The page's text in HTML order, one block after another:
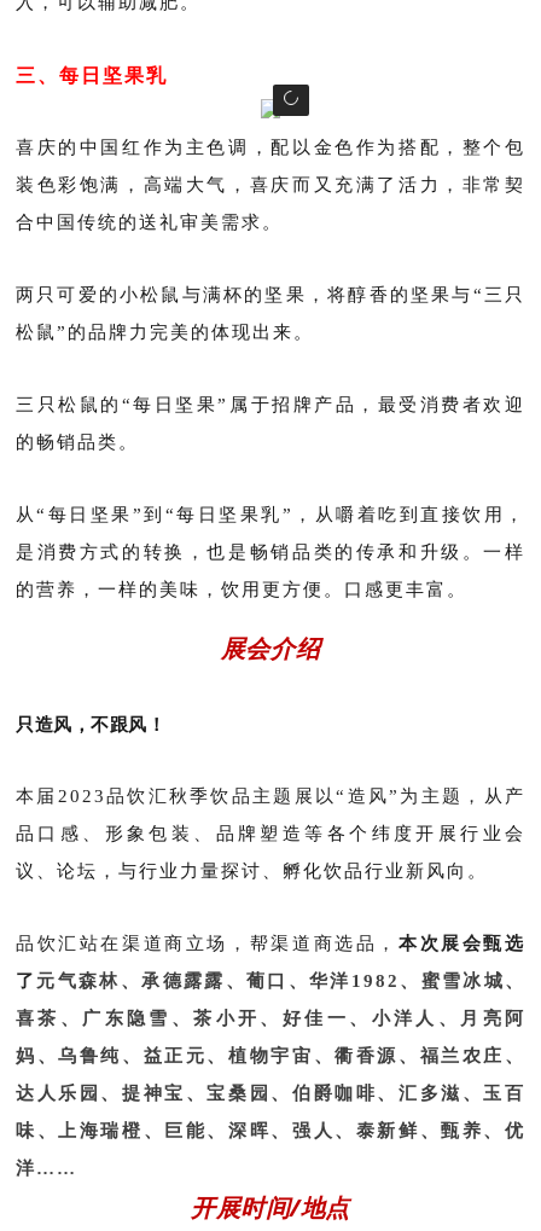
三、每日坚果乳
喜庆的中国红作为主色调，配以金色作为搭配，整个包
装色彩饱满，高端大气，喜庆而又充满了活力，非常契
合中国传统的送礼审美需求。
两只可爱的小松鼠与满杯的坚果，将醇香的坚果与“三只
松鼠”的品牌力完美的体现出来。
三只松鼠的“每日坚果”属于招牌产品，最受消费者欢迎
的畅销品类。
从“每日坚果”到“每日坚果乳”，从嚼着吃到直接饮用，
是消费方式的转换，也是畅销品类的传承和升级。一样
的营养，一样的美味，饮用更方便。口感更丰富。
展会介绍
只造风，不跟风！
本届2023品饮汇秋季饮品主题展以“造风”为主题，
从产
品口感、形象包装、品牌塑造等各个纬度开展行业会
议、论坛，与行业力量探讨、孵化饮品行业新风向。
品饮汇站在渠道商立场，帮渠道商选品， 本次展会甄选
了 元气森林、承德露露、葡口、华洋1982、蜜雪冰城、
喜茶、广东隐雪、茶小开、好佳一、小洋人、月亮阿
妈、乌鲁纯、益正元、植物宇宙、衢香源、福兰农庄、
达人乐园、提神宝、宝桑园、伯爵咖啡、汇多滋、玉百
味、上海瑞橙、巨能、深晖、强人、泰新鲜、甄养、优
洋……
开展时间/地点